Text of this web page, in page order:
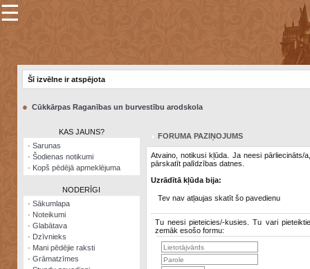
×
Šodienas
notikumi
Visatcera
almanahs
Arhīvs
☰
Šī izvēlne ir atspējota
● Cūkkārpas Raganības un burvestību arodskola
KAS JAUNS?
· Sarunas
· Šodienas notikumi
· Kopš pēdējā apmeklējuma
NODERĪGI
· Sākumlapa
· Noteikumi
· Glabātava
· Dzīvnieks
· Mani pēdējie raksti
· Grāmatzīmes
FORUMA PAZIŅOJUMS
Atvaino, notikusi kļūda. Ja neesi pārliecināts/
pārskatīt palīdzības datnes.
Uzrādītā kļūda bija:
Tev nav atļaujas skatīt šo pavedienu
Tu neesi pieteicies/-kusies. Tu vari
zemāk esošo formu: